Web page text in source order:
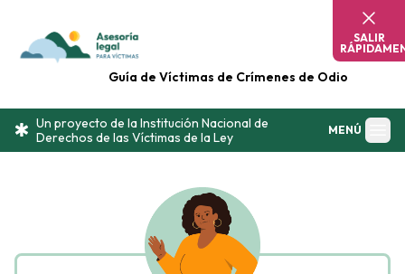
Guía de Víctimas de Crímenes de Odio
Un proyecto de la Institución Nacional de
Derechos de las Víctimas de la Ley
MENÚ
SALIR